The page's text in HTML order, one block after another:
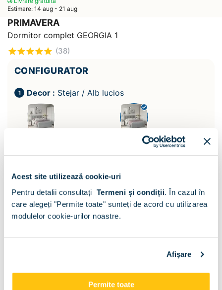
Acest site utilizează cookie-uri
Pentru detalii consultați Termeni și condiții. În cazul în
care alegeți "Permite toate" sunteți de acord cu utilizarea
modulelor cookie-urilor noastre.
Afişare
Permite toate
Estimare: 14 aug - 21 aug
PRIMAVERA
Dormitor complet GEORGIA 1
(38)
CONFIGURATOR
Decor : Stejar / Alb lucios
Catifea Roz Maro V24
Stofa Bej V03
Stofa Gri V90